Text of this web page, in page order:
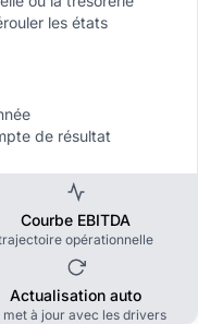
les états
de résultat
Courbe EBITDA
opérationnelle
Actualisation auto
met à jour avec les drivers